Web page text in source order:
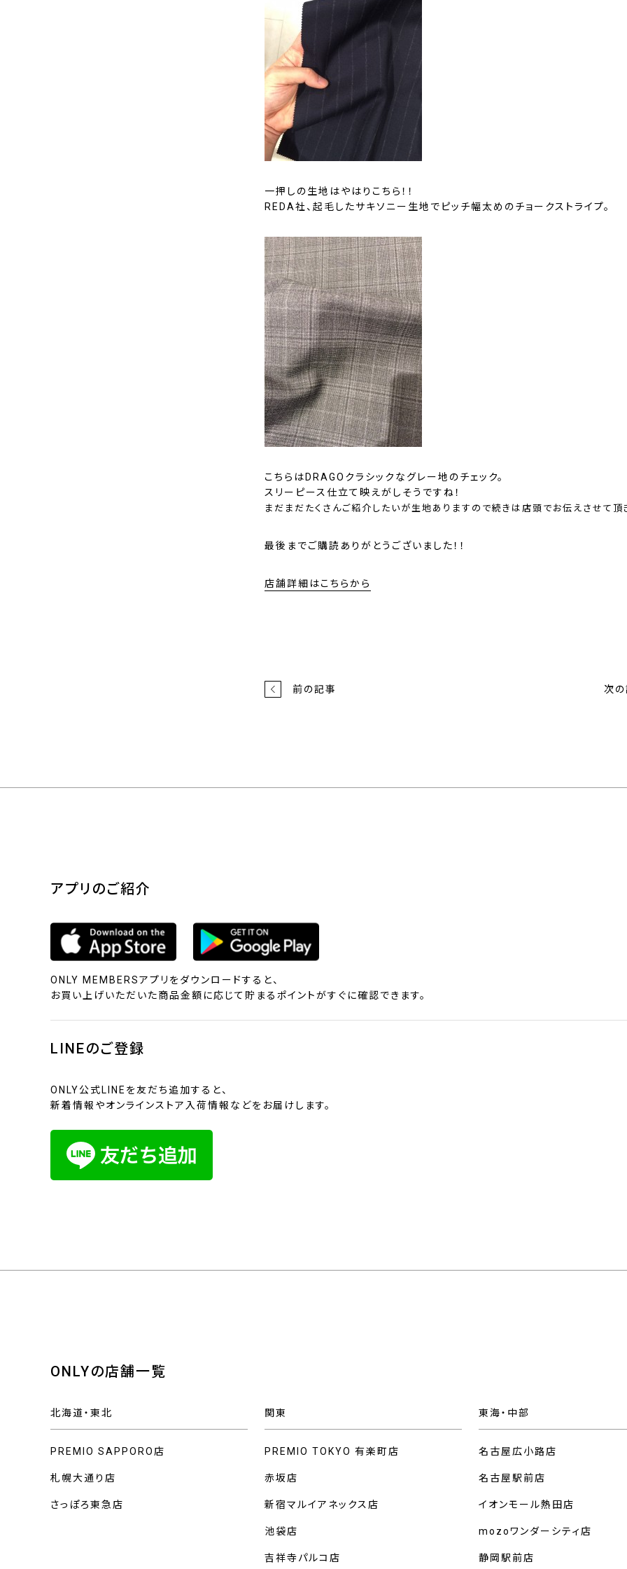
一押しの生地はやはりこちら！！
REDA社、起毛したサキソニー生地でピッチ幅太めのチョークストライプ。
こちらはDRAGOクラシックなグレー地のチェック。
スリーピース仕立て映えがしそうですね！
まだまだたくさんご紹介したいが生地ありますので続きは店頭でお伝えさせて頂
最後までご購読ありがとうございました！！
店舗詳細はこちらから
前の記事 次
アプリのご紹介
ONLY MEMBERSアプリをダウンロードすると、
お買い上げいただいた商品金額に応じて貯まるポイントがすぐに確認できます。
LINEのご登録
ONLY公式LINEを友だち追加すると、
新着情報やオンラインストア入荷情報などをお届けします。
ONLYの店舗一覧
北海道・東北
PREMIO SAPPORO店
札幌大通り店
さっぽろ東急店
関東
PREMIO TOKYO 有楽町店
赤坂店
新宿マルイアネックス店
池袋店
吉祥寺パルコ店
東海・中部
名古屋広小路店
名古屋駅前店
イオンモール熱田店
mozoワンダーシティ店
静岡駅前店